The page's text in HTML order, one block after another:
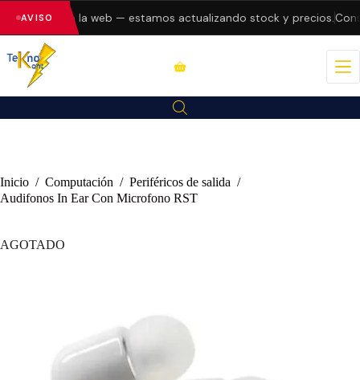
AVISO
errores en la web — estamos actualizando stock y precios.
Inicio / Computación / Periféricos de salida /
Audifonos In Ear Con Microfono RST
AGOTADO